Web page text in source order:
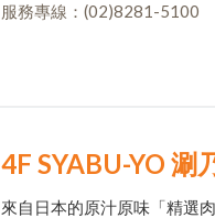
服務專線：(02)8281-5100
4F SYABU-YO 涮
來自日本的原汁原味「精選